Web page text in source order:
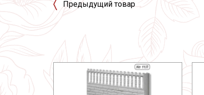
Предыдущий товар